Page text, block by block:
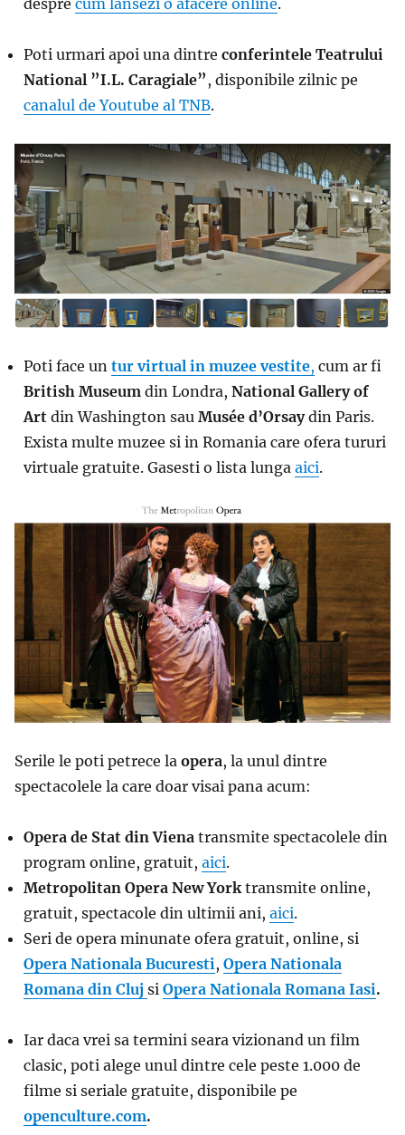
Poti urmari apoi una dintre conferintele Teatrului
National ”I.L. Caragiale” , disponibile zilnic pe
canalul de Youtube al TNB.
Poti face un tur virtual in muzee vestite, cum ar fi
British Museum din Londra, National Gallery of
Art din Washington sau Musée d’Orsaydin Paris.
Exista multe muzee si in Romania care ofera tururi
virtuale gratuite. Gasesti o lista lunga aici.
Serile le poti petrece la opera, la unul dintre
spectacolele la care doar visai pana acum:
Opera de Stat din Viena transmite spectacolele din
program online, gratuit, aici.
Metropolitan Opera New York transmite online,
gratuit, spectacole din ultimii ani, aici.
Seri de opera minunate ofera gratuit, online, si
Opera Nationala Bucuresti , Opera Nationala
Romana din Cluj si Opera Nationala Romana Iasi.
Iar daca vrei sa termini seara vizionand un film
clasic, poti alege unul dintre cele peste 1.000 de
filme si seriale gratuite, disponibile pe
openculture.com.